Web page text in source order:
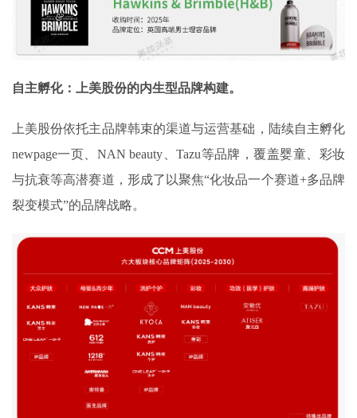
自主孵化：上美股份的内生型品牌构建。
上美股份依托主品牌韩束的渠道与运营基础，陆续自主孵化
newpage一页、NAN beauty、Tazu等品牌，覆盖婴童、彩妆
与抗衰等高潜赛道，形成了以聚焦“化妆品一个赛道+多品牌
裂变模式”的品牌战略。